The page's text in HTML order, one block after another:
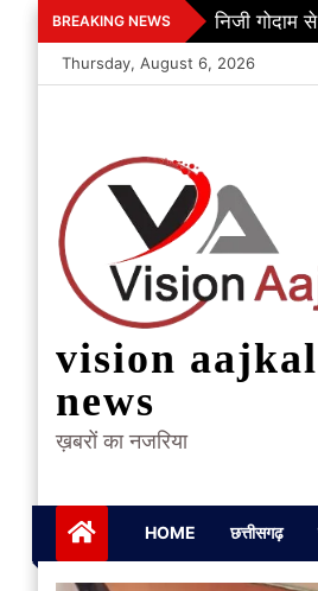
Skip
to
content
BREAKING NEWS निजी गोदाम
Thursday, August 6, 2026
vision aajkal
news
ख़बरों का नजरिया
HOME छत्तीसगढ़